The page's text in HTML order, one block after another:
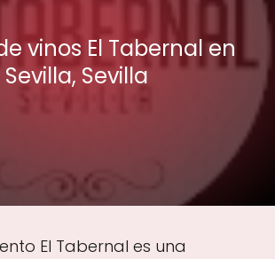
vinos El Tabernal en
Sevilla, Sevilla
El Tabernal es una